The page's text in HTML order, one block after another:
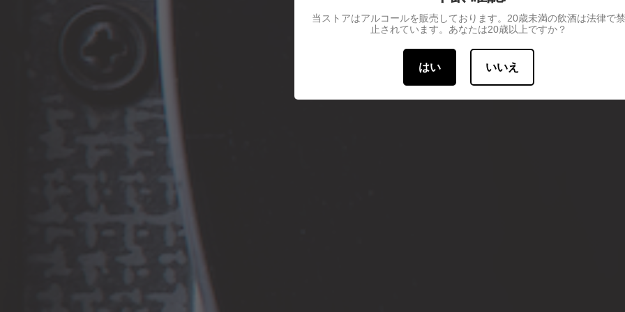
当ストアはアルコールを販売しております。20歳未満の飲酒は法律で禁
止されています。あなたは20歳以上ですか？
はい いいえ